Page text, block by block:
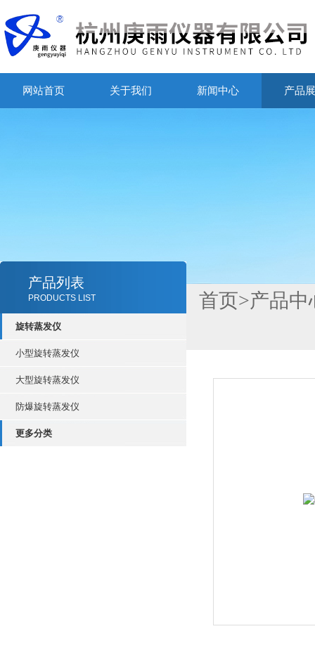
网站首页 关于我们 新闻中心 产品
产品列表
PRODUCTS LIST
旋转蒸发仪
小型旋转蒸发仪
大型旋转蒸发仪
防爆旋转蒸发仪
更多分类
首页>产品中